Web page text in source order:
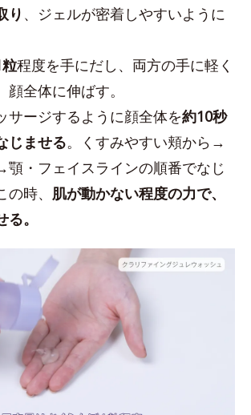
り 、ジェルが密着しやすいように
程度を手にだし、両方の手に軽く
全体に伸ばす。
ージするように顔全体を約10秒
じませる。くすみやすい頬から→
・フェイスラインの順番でなじ
時、 肌が動かない程度の力で、
。